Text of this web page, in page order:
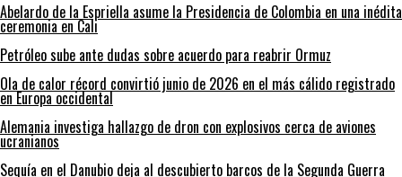
Abelardo de la Espriella asume la Presidencia de Colombia en una inédita
ceremonia en Cali
Petróleo sube ante dudas sobre acuerdo para reabrir Ormuz
Ola de calor récord convirtió junio de 2026 en el más cálido registrado
en Europa occidental
Alemania investiga hallazgo de dron con explosivos cerca de aviones
ucranianos
Sequía en el Danubio deja al descubierto barcos de la Segunda Guerra